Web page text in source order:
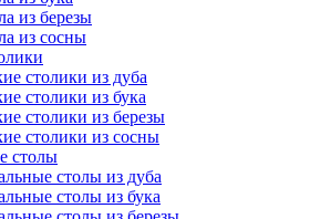
из березы
из сосны
столики из дуба
столики из бука
столики из березы
столики из сосны
столы
столы из дуба
столы из бука